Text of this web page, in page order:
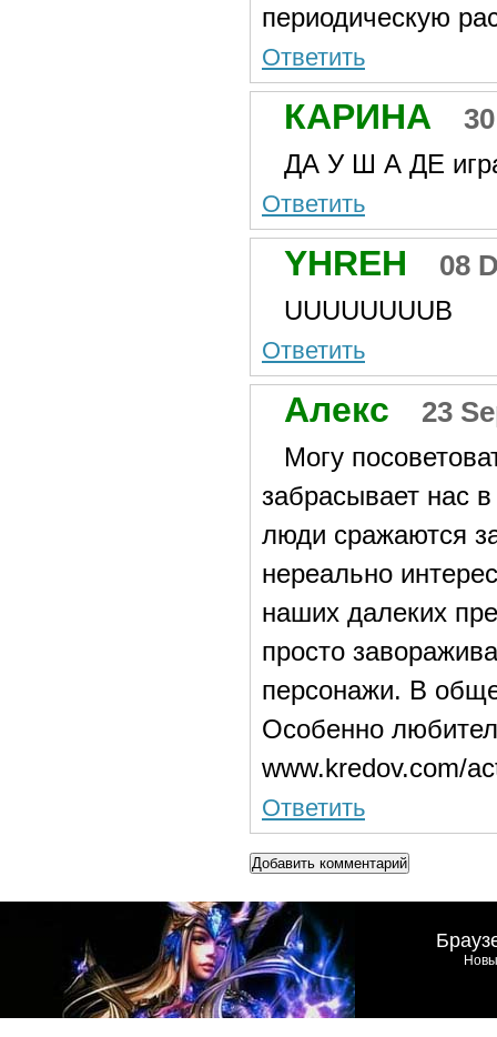
периодическую
Ответить
КАРИНА
ДА У Ш А ДЕ
Ответить
YHREH 08
UUUUUUUUB
Ответить
Алекс 23
Могу
забрасывает нас
люди сражаются
нереально
наших далеких
просто
персонажи. В
Особенно
www.kredov.com/
Ответить
Добавить комментарий